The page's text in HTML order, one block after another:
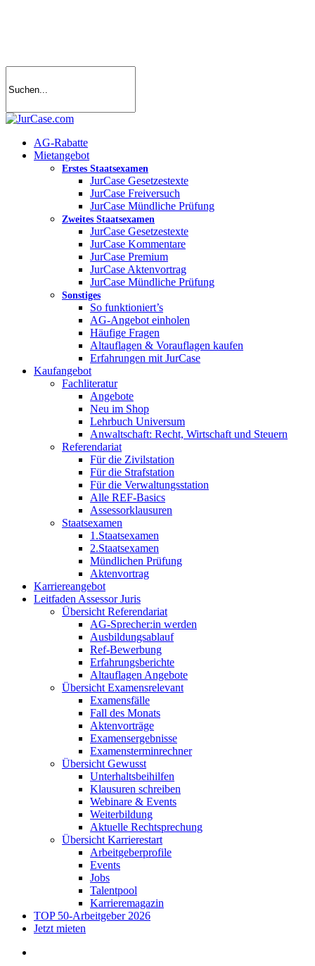
search
account
Menu
AG-Rabatte
Mietangebot
Erstes Staatsexamen
JurCase Gesetzestexte
JurCase Freiversuch
JurCase Mündliche Prüfung
Zweites Staatsexamen
JurCase Gesetzestexte
JurCase Kommentare
JurCase Premium
JurCase Aktenvortrag
JurCase Mündliche Prüfung
Sonstiges
So funktioniert’s
AG-Angebot einholen
Häufige Fragen
Altauflagen & Vorauflagen kaufen
Erfahrungen mit JurCase
Kaufangebot
Fachliteratur
Angebote
Neu im Shop
Lehrbuch Universum
Anwaltschaft: Recht, Wirtschaft und Steuern
Referendariat
Für die Zivilstation
Für die Strafstation
Für die Verwaltungsstation
Alle REF-Basics
Assessorklausuren
Staatsexamen
1.Staatsexamen
2.Staatsexamen
Mündlichen Prüfung
Aktenvortrag
Karriereangebot
Leitfaden Assessor Juris
Übersicht Referendariat
AG-Sprecher:in werden
Ausbildungsablauf
Ref-Bewerbung
Erfahrungsberichte
Altauflagen Angebote
Übersicht Examensrelevant
Examensfälle
Fall des Monats
Aktenvorträge
Examensergebnisse
Examensterminrechner
Übersicht Gewusst
Unterhaltsbeihilfen
Klausuren schreiben
Webinare & Events
Weiterbildung
Aktuelle Rechtsprechung
Übersicht Karrierestart
Arbeitgeberprofile
Events
Jobs
Talentpool
Karrieremagazin
TOP 50-Arbeitgeber 2026
Jetzt mieten